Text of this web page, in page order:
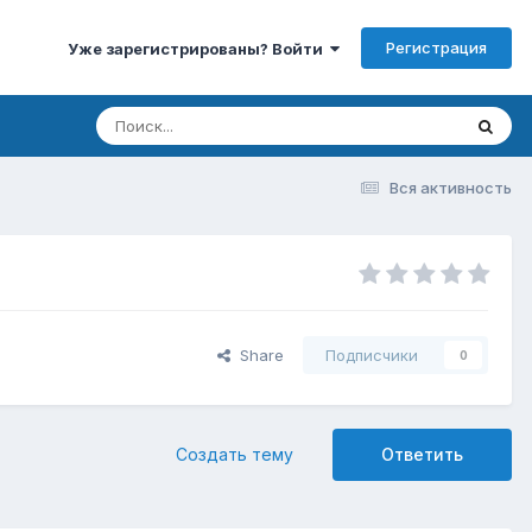
Уже зарегистрированы? Войти Регистрация
Вся активность
Share Подписчики 0
Ответить
Создать тему